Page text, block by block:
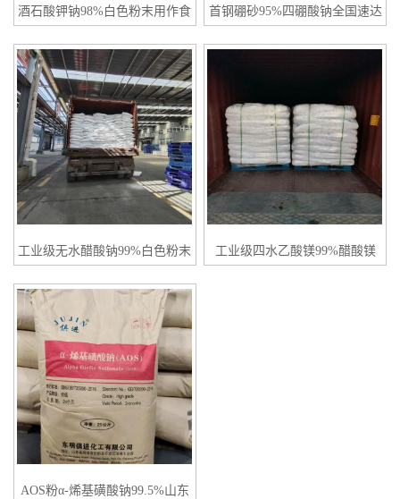
酒石酸钾钠98%白色粉末用作食
首钢硼砂95%四硼酸钠全国速达
工业级无水醋酸钠99%白色粉末
工业级四水乙酸镁99%醋酸镁
AOS粉α-烯基磺酸钠99.5%山东